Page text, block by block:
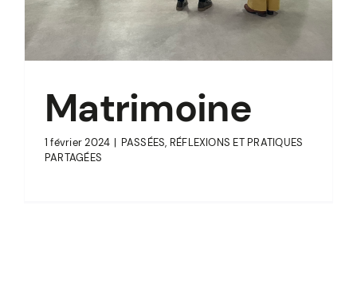
Matrimoine
1 février 2024 | PASSÉES, RÉFLEXIONS ET PRATIQUES
PARTAGÉES